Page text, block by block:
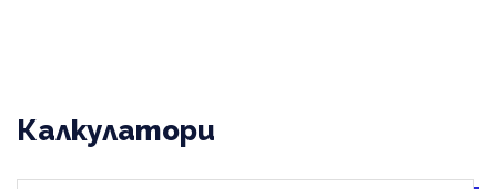
Калкулатори